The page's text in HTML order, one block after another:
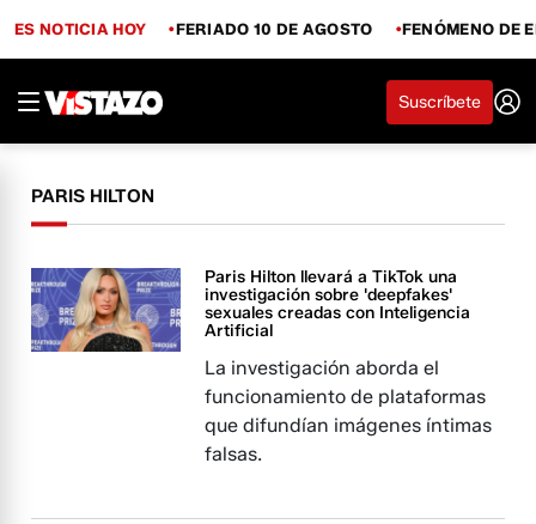
ES NOTICIA HOY FERIADO 10 DE AGOSTO FENÓMENO DE
Suscríbete
PARIS HILTON
Paris Hilton llevará a TikTok una
investigación sobre 'deepfakes'
sexuales creadas con Inteligencia
Artificial
La investigación aborda el
funcionamiento de plataformas
que difundían imágenes íntimas
falsas.